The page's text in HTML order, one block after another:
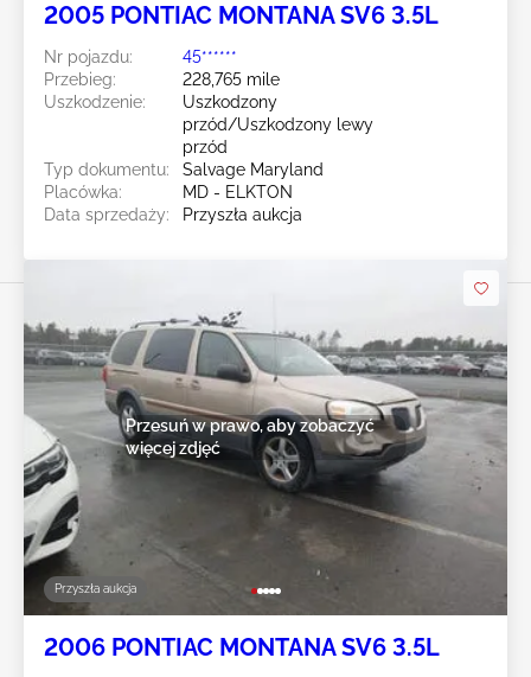
2005 PONTIAC MONTANA SV6 3.5L
Nr pojazdu:
45******
Przebieg:
228,765 mile
Uszkodzenie:
Uszkodzony
przód/Uszkodzony lewy
przód
Typ dokumentu:
Salvage Maryland
Placówka:
MD - ELKTON
Data sprzedaży:
Przyszła aukcja
Przyszła aukcja
Przesuń w prawo, aby zobaczyć
więcej zdjęć
2006 PONTIAC MONTANA SV6 3.5L